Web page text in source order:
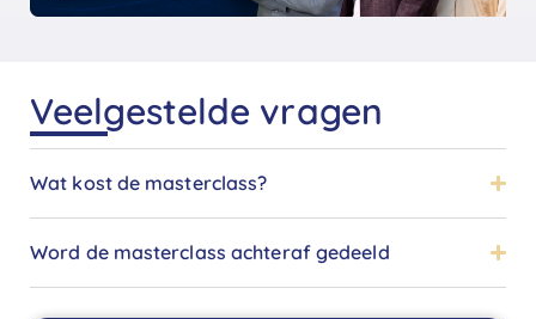
Veelgestelde vragen
Wat kost de masterclass?
Word de masterclass achteraf gedeeld